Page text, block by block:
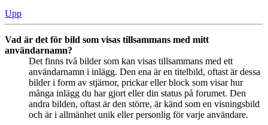
Upp
Vad är det för bild som visas tillsammans med mitt
användarnamn?
Det finns två bilder som kan visas tillsammans med ett
användarnamn i inlägg. Den ena är en titelbild, oftast är dessa
bilder i form av stjärnor, prickar eller block som visar hur
många inlägg du har gjort eller din status på forumet. Den
andra bilden, oftast är den större, är känd som en visningsbild
och är i allmänhet unik eller personlig för varje användare.